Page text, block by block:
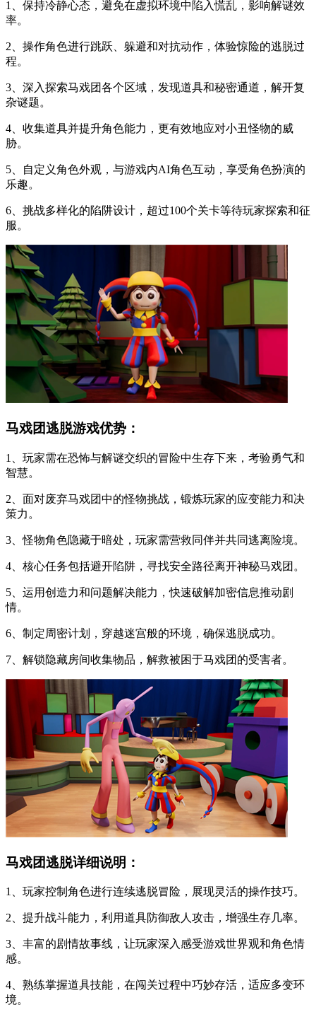
1、保持冷静心态，避免在虚拟环境中陷入慌乱，影响解谜效
率。
2、操作角色进行跳跃、躲避和对抗动作，体验惊险的逃脱过
程。
3、深入探索马戏团各个区域，发现道具和秘密通道，解开复
杂谜题。
4、收集道具并提升角色能力，更有效地应对小丑怪物的威
胁。
5、自定义角色外观，与游戏内AI角色互动，享受角色扮演的
乐趣。
6、挑战多样化的陷阱设计，超过100个关卡等待玩家探索和征
服。
马戏团逃脱游戏优势：
1、玩家需在恐怖与解谜交织的冒险中生存下来，考验勇气和
智慧。
2、面对废弃马戏团中的怪物挑战，锻炼玩家的应变能力和决
策力。
3、怪物角色隐藏于暗处，玩家需营救同伴并共同逃离险境。
4、核心任务包括避开陷阱，寻找安全路径离开神秘马戏团。
5、运用创造力和问题解决能力，快速破解加密信息推动剧
情。
6、制定周密计划，穿越迷宫般的环境，确保逃脱成功。
7、解锁隐藏房间收集物品，解救被困于马戏团的受害者。
马戏团逃脱详细说明：
1、玩家控制角色进行连续逃脱冒险，展现灵活的操作技巧。
2、提升战斗能力，利用道具防御敌人攻击，增强生存几率。
3、丰富的剧情故事线，让玩家深入感受游戏世界观和角色情
感。
4、熟练掌握道具技能，在闯关过程中巧妙存活，适应多变环
境。